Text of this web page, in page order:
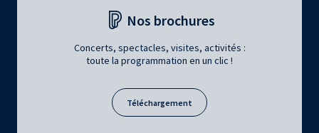
Nos brochures
Concerts, spectacles, visites, activités :
toute la programmation en un clic !
Téléchargement